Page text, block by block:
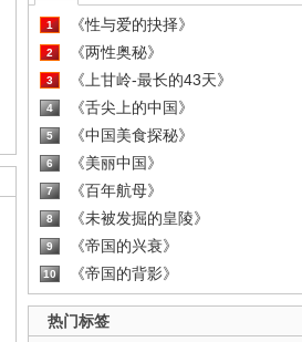
1 《性与爱的抉择》
2 《两性奥秘》
3 《上甘岭-最长的43天》
4 《舌尖上的中国》
5 《中国美食探秘》
6 《美丽中国》
7 《百年航母》
8 《未被发掘的皇陵》
9 《帝国的兴衰》
10 《帝国的背影》
热门标签